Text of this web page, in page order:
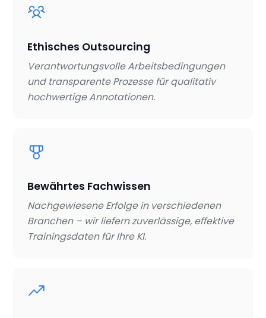
Ethisches Outsourcing
Verantwortungsvolle Arbeitsbedingungen
und transparente Prozesse für qualitativ
hochwertige Annotationen.
Bewährtes Fachwissen
Nachgewiesene Erfolge in verschiedenen
Branchen – wir liefern zuverlässige, effektive
Trainingsdaten für Ihre KI.